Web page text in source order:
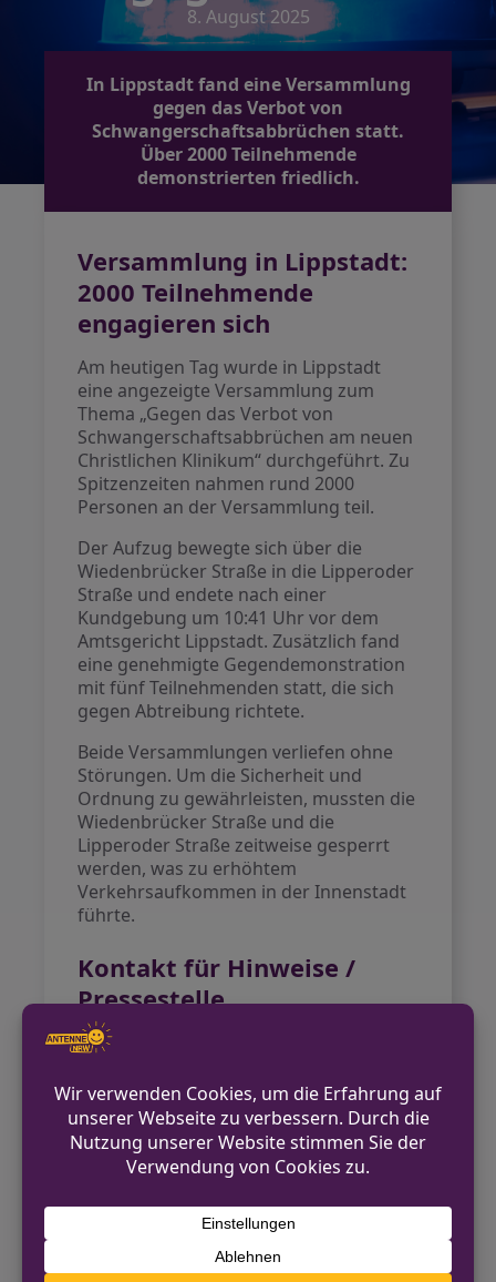
8. August 2025
In Lippstadt fand eine Versammlung
gegen das Verbot von
Schwangerschaftsabbrüchen statt.
Über 2000 Teilnehmende
demonstrierten friedlich.
Versammlung in Lippstadt:
2000 Teilnehmende
engagieren sich
Am heutigen Tag wurde in Lippstadt
eine angezeigte Versammlung zum
Thema „Gegen das Verbot von
Schwangerschaftsabbrüchen am neuen
Christlichen Klinikum“ durchgeführt. Zu
Spitzenzeiten nahmen rund 2000
Personen an der Versammlung teil.
Der Aufzug bewegte sich über die
Wiedenbrücker Straße in die Lipperoder
Straße und endete nach einer
Kundgebung um 10:41 Uhr vor dem
Amtsgericht Lippstadt. Zusätzlich fand
eine genehmigte Gegendemonstration
mit fünf Teilnehmenden statt, die sich
gegen Abtreibung richtete.
Beide Versammlungen verliefen ohne
Störungen. Um die Sicherheit und
Ordnung zu gewährleisten, mussten die
Wiedenbrücker Straße und die
Lipperoder Straße zeitweise gesperrt
werden, was zu erhöhtem
Verkehrsaufkommen in der Innenstadt
führte.
Kontakt für Hinweise /
Pressestelle
Kreispolizeibehörde Soest
poea.soest@polizei.nrw.de
http://www.polizei.nrw.de/soest
Polizei nimmt erneut Drogenhändler in
NÄCHSTER BEITRAG